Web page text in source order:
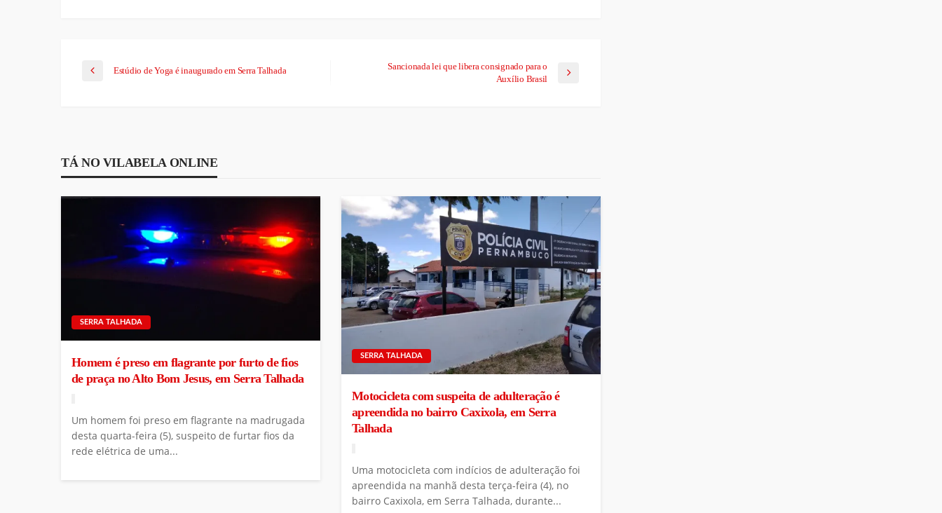
Estúdio de Yoga é inaugurado em Serra Talhada
Sancionada lei que libera consignado para o
Auxílio Brasil
TÁ NO VILABELA ONLINE
SERRA TALHADA
Homem é preso em flagrante por furto de fios
de praça no Alto Bom Jesus, em Serra Talhada
Um homem foi preso em flagrante na madrugada
desta quarta-feira (5), suspeito de furtar fios da
rede elétrica de uma...
SERRA TALHADA
Motocicleta com suspeita de adulteração é
apreendida no bairro Caxixola, em Serra
Talhada
Uma motocicleta com indícios de adulteração foi
apreendida na manhã desta terça-feira (4), no
bairro Caxixola, em Serra Talhada, durante...